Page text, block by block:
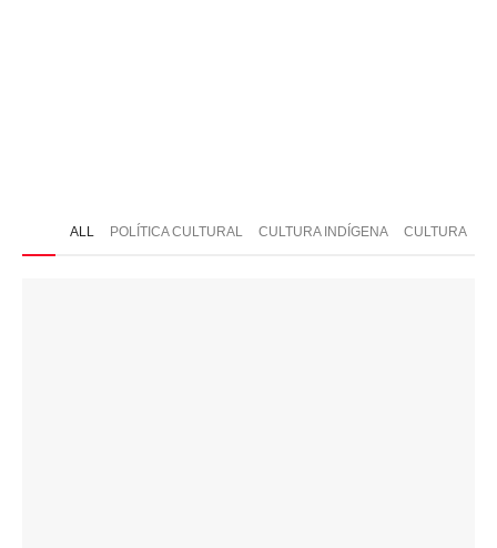
ALL POLÍTICA CULTURAL CULTURA INDÍGENA CULTURA